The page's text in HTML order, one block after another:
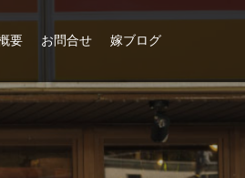
要 お問合せ 嫁ブログ